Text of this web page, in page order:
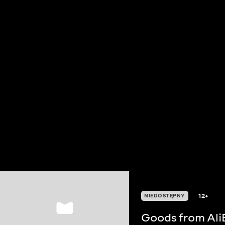
NIEDOSTĘPNY 12+
Goods from